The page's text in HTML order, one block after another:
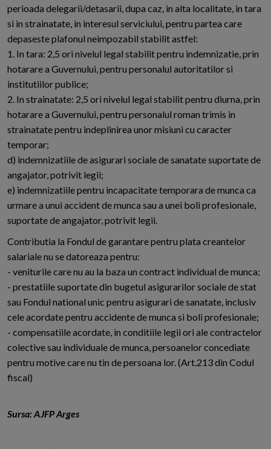
perioada delegarii/detasarii, dupa caz, in alta localitate, in tara
si in strainatate, in interesul serviciului, pentru partea care
depaseste plafonul neimpozabil stabilit astfel:
1. In tara: 2,5 ori nivelul legal stabilit pentru indemnizatie, prin
hotarare a Guvernului, pentru personalul autoritatilor si
institutiilor publice;
2. In strainatate: 2,5 ori nivelul legal stabilit pentru diurna, prin
hotarare a Guvernului, pentru personalul roman trimis in
strainatate pentru indeplinirea unor misiuni cu caracter
temporar;
d) indemnizatiile de asigurari sociale de sanatate suportate de
angajator, potrivit legii;
e) indemnizatiile pentru incapacitate temporara de munca ca
urmare a unui accident de munca sau a unei boli profesionale,
suportate de angajator, potrivit legii.
Contributia la Fondul de garantare pentru plata creantelor
salariale nu se datoreaza pentru:
- veniturile care nu au la baza un contract individual de munca;
- prestatiile suportate din bugetul asigurarilor sociale de stat
sau Fondul national unic pentru asigurari de sanatate, inclusiv
cele acordate pentru accidente de munca si boli profesionale;
- compensatiile acordate, in conditiile legii ori ale contractelor
colective sau individuale de munca, persoanelor concediate
pentru motive care nu tin de persoana lor. (Art.213 din Codul
fiscal)
Sursa: AJFP Arges